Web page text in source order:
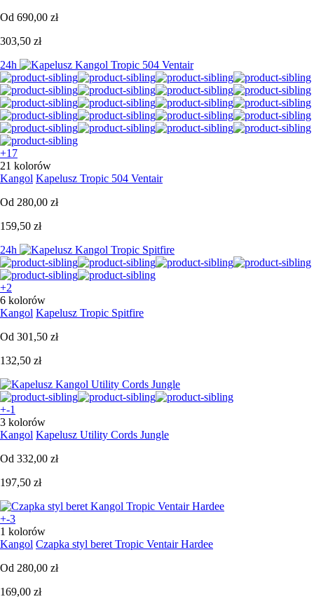
Od 690,00 zł
303,50 zł
24h
+17
21 kolorów
Kangol Kapelusz Tropic 504 Ventair
Od 280,00 zł
159,50 zł
24h
+2
6 kolorów
Kangol Kapelusz Tropic Spitfire
Od 301,50 zł
132,50 zł
+-1
3 kolorów
Kangol Kapelusz Utility Cords Jungle
Od 332,00 zł
197,50 zł
+-3
1 kolorów
Kangol Czapka styl beret Tropic Ventair Hardee
Od 280,00 zł
169,00 zł